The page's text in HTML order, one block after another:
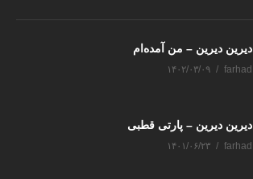
دیرین دیرین – من آمده‌ام
farhad ۱۴۰۲/۰۳/۰۹
دیرین دیرین – پارتی قطبی
farhad ۱۴۰۱/۰۶/۲۳